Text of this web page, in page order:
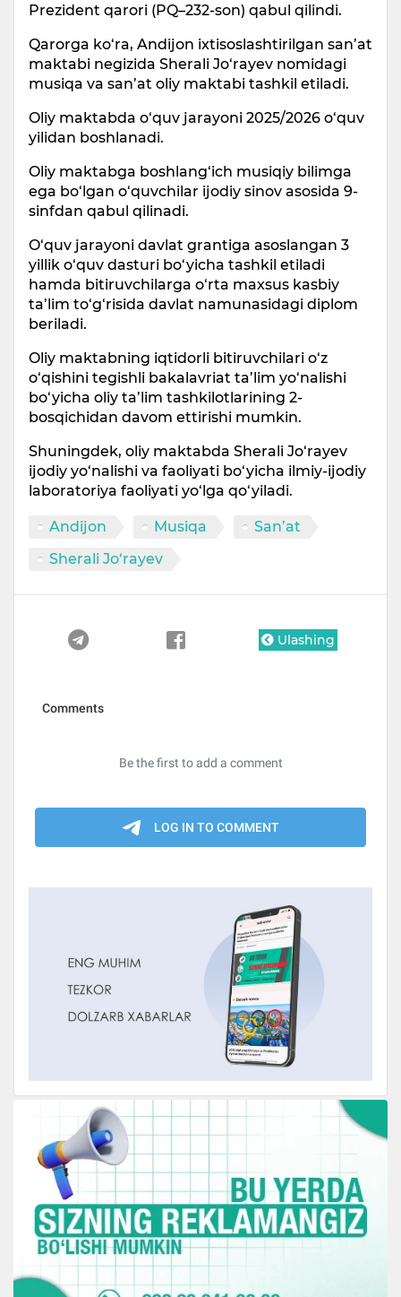
Prezident qarori (PQ–232-son) qabul qilindi.
Qarorga ko‘ra, Andijon ixtisoslashtirilgan san’at
maktabi negizida Sherali Jo‘rayev nomidagi
musiqa va san’at oliy maktabi tashkil etiladi.
Oliy maktabda o‘quv jarayoni 2025/2026 o‘quv
yilidan boshlanadi.
Oliy maktabga boshlang‘ich musiqiy bilimga
ega bo‘lgan o‘quvchilar ijodiy sinov asosida 9-
sinfdan qabul qilinadi.
O‘quv jarayoni davlat grantiga asoslangan 3
yillik o‘quv dasturi bo‘yicha tashkil etiladi
hamda bitiruvchilarga o‘rta maxsus kasbiy
ta’lim to‘g‘risida davlat namunasidagi diplom
beriladi.
Oliy maktabning iqtidorli bitiruvchilari o‘z
o‘qishini tegishli bakalavriat ta’lim yo‘nalishi
bo‘yicha oliy ta’lim tashkilotlarining 2-
bosqichidan davom ettirishi mumkin.
Shuningdek, oliy maktabda Sherali Jo‘rayev
ijodiy yo‘nalishi va faoliyati bo‘yicha ilmiy-ijodiy
laboratoriya faoliyati yo‘lga qo‘yiladi.
Andijon Musiqa
San’at
Sherali Jo‘rayev
Ulashing